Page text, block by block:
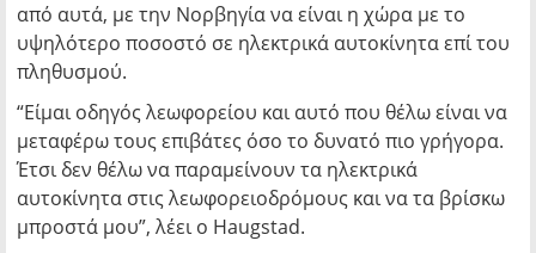
από αυτά, με την Νορβηγία να είναι η χώρα με το
υψηλότερο ποσοστό σε ηλεκτρικά αυτοκίνητα επί του
πληθυσμού.
“Είμαι οδηγός λεωφορείου και αυτό που θέλω είναι να
μεταφέρω τους επιβάτες όσο το δυνατό πιο γρήγορα.
Έτσι δεν θέλω να παραμείνουν τα ηλεκτρικά
αυτοκίνητα στις λεωφορειοδρόμους και να τα βρίσκω
μπροστά μου”, λέει ο Haugstad.